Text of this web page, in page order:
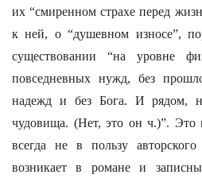
их “смиренном страхе перед
к ней, о “душевном износе”,
существовании “на уровне
повседневных нужд, без
надежд и без Бога. И рядом,
чудовища. (Нет, это он ч.)”. Это
всегда не в пользу
возникает в романе и